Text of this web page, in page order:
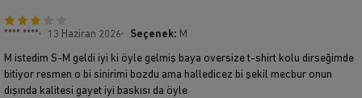
**** **** 13 Haziran 2026 Seçenek: M
M istedim S-M geldi iyi ki öyle gelmiş baya oversize t-shirt kolu dirseğimde
bitiyor resmen o bi sinirimi bozdu ama halledicez bi şekil mecbur onun
dışında kalitesi gayet iyi baskısı da öyle